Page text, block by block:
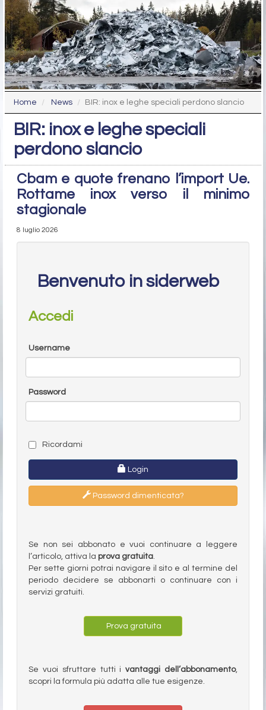
Home News BIR: inox e leghe speciali perdono slancio
BIR: inox e leghe speciali
perdono slancio
Cbam e quote frenano l’import Ue.
Rottame inox verso il minimo
stagionale
8 luglio 2026
Benvenuto in siderweb
Accedi
Username
Password
Ricordami
Login
Password dimenticata?
Se non sei abbonato e vuoi continuare a leggere
l’articolo, attiva la prova gratuita.
Per sette giorni potrai navigare il sito e al termine del
periodo decidere se abbonarti o continuare con i
servizi gratuiti.
Prova gratuita
Se vuoi sfruttare tutti ivantaggi dell’abbonamento,
scopri la formula più adatta alle tue esigenze.